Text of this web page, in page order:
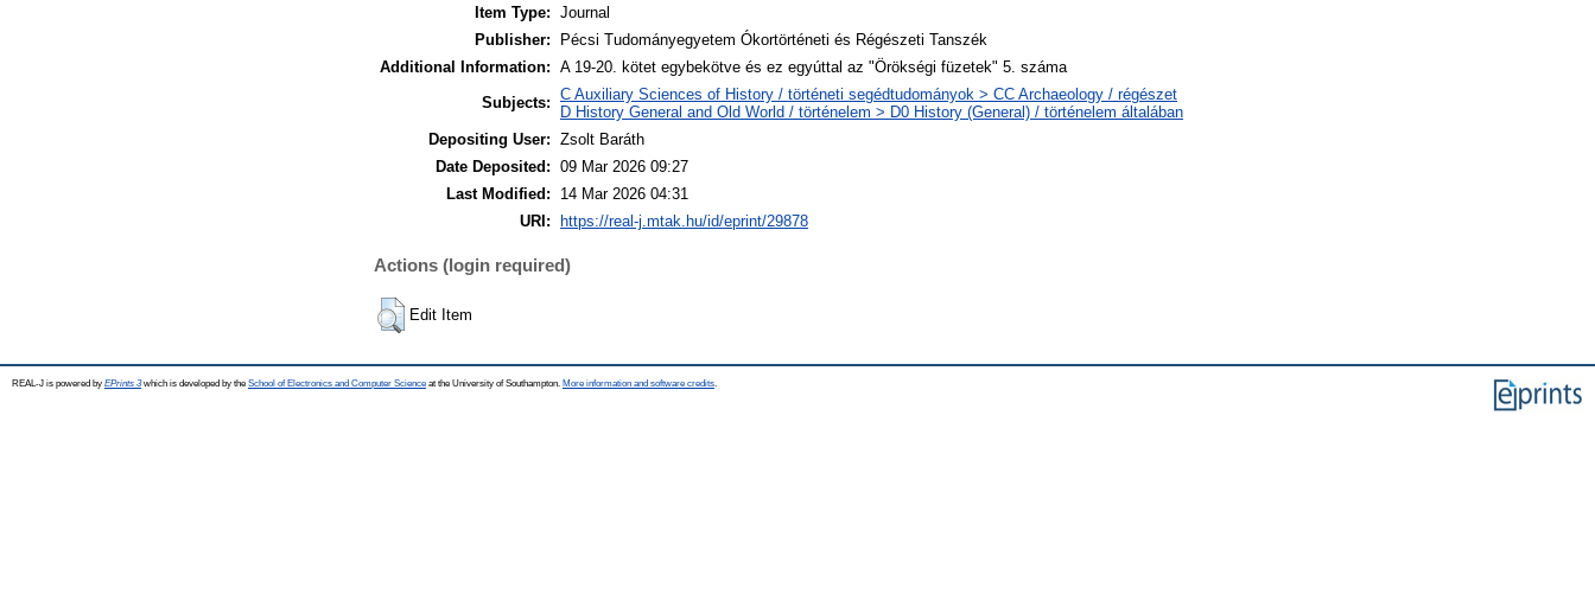
Item Type: Journal
Publisher:
Pécsi Tudományegyetem Ókortörténeti és Régészeti Tanszék
Additional Information: A 19-20. kötet egybekötve és ez egyúttal az "Örökségi füzetek" 5. száma
Subjects: C Auxiliary Sciences of History / történeti segédtudományok > CC Archaeology / régészet
D History General and Old World / történelem > D0 History (General) / történelem általában
Depositing User: Zsolt Baráth
Date Deposited: 09 Mar 2026 09:27
Last Modified:
14 Mar 2026 04:31
URI:
https://real-j.mtak.hu/id/eprint/29878
Actions (login required)
Edit Item
REAL-J is powered by EPrints 3which is developed by the School of Electronics and Computer Science at the University of Southampton. More information and software credits